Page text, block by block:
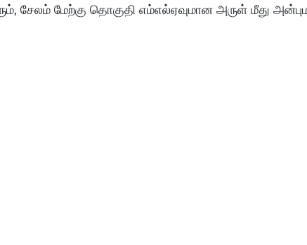
சேலம் மேற்கு தொகுதி எம்எல்ஏவுமான அருள் மீது